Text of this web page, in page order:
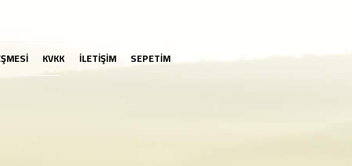
KVKK İLETİŞİM SEPETİM